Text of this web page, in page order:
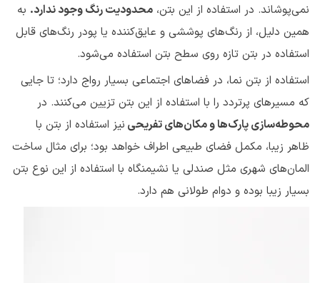
نمی‌پوشاند. در استفاده از این بتن، محدودیت رنگ وجود ندارد. به
همین دلیل، از رنگ‌های پوششی و عایق‌کننده یا پودر رنگ‌های قابل
استفاده در بتن تازه روی سطح بتن استفاده می‌شود.
استفاده از بتن نما، در فضاهای اجتماعی بسیار رواج دارد؛ تا جایی
که مسیرهای پرتردد را با استفاده از این بتن تزیین می‌کنند. در
محوطه‌سازی پارک‌ها و مکان‌های تفریحی نیز استفاده از بتن با
ظاهر زیبا، مکمل فضای طبیعی اطراف خواهد بود؛ برای مثال ساخت
المان‌های شهری مثل صندلی یا نشیمنگاه با استفاده از این نوع بتن
بسیار زیبا بوده و دوام طولانی هم دارد.